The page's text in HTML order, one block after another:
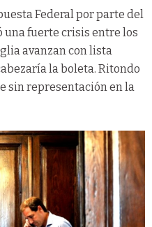
Federal por parte del
fuerte crisis entre los
avanzan con lista
la boleta. Ritondo
sin representación en la